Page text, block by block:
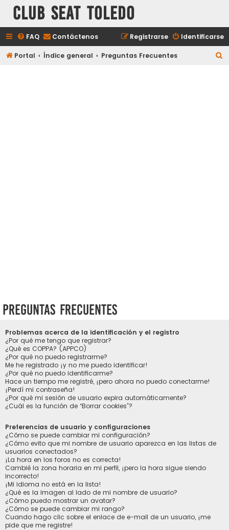
Club Seat Toledo
FAQ Contáctenos Identificarse
Registrarse
Portal Índice general Preguntas Frecuentes
Preguntas Frecuentes
Problemas acerca de la identificación y el registro
¿Por qué me tengo que registrar?
¿Qué es COPPA? (APPCO)
¿Por qué no puedo registrarme?
Me he registrado ¡y no me puedo identificar!
¿Por qué no puedo identificarme?
Hace un tiempo me registré, ¡pero ahora no puedo conectarme!
¡Perdí mi contraseña!
¿Por qué mi sesión de usuario expira automáticamente?
¿Cuál es la función de “Borrar cookies”?
Preferencias de usuario y configuraciones
¿Cómo se puede cambiar mi configuración?
¿Cómo evito que mi nombre de usuario aparezca en las listas de
usuarios conectados?
¡La hora en los foros no es correcta!
Cambié la zona horaria en mi perfil, ¡pero la hora sigue siendo
incorrecto!
¡Mi idioma no está en la lista!
¿Qué es la imagen al lado de mi nombre de usuario?
¿Cómo puedo mostrar un avatar?
¿Cómo se puede cambiar mi rango?
Cuando hago clic sobre el enlace de e-mail de un usuario, ¡me
pide que me registre!